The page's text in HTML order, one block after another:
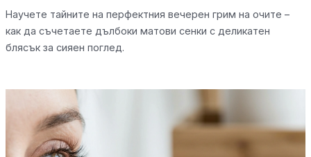
Научете тайните на перфектния вечерен грим на очите –
как да съчетаете дълбоки матови сенки с деликатен
блясък за сияен поглед.